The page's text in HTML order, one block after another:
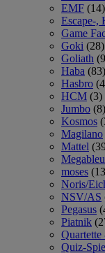
EMF (14)
Escape-,
Game
Goki (28)
Goliath
Haba (83)
Hasbro
HCM (3)
Jumbo (8)
Kosmos
Magilano
Mattel
Megableu
moses
Noris/
NSV/AS
Pegasus
Piatnik
Quiz-